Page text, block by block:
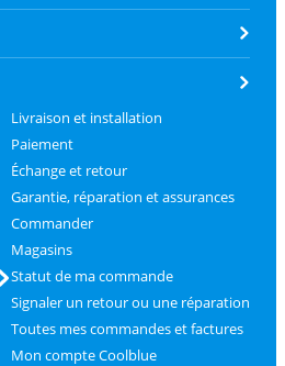
Livraison et installation
Paiement
Échange et retour
Garantie, réparation et assurances
Commander
Magasins
Statut de ma commande
Signaler un retour ou une réparation
Toutes mes commandes et factures
Mon compte Coolblue